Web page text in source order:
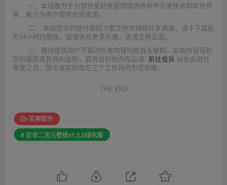
一、本站致力于为软件爱好者提供国内外软件开发技术和软件共
享，着力为用户提供优资资源。
二、 本站提供的部分源码下载文件为网络共享资源，请于下载后
的24小时内删除。如需体验更多乐趣，还请支持正版。
三、我站提供用户下载的所有内容均转自互联网。如有内容侵犯
您的版权或其他利益的，若有侵犯你的权益请: 前往投诉 站长会进行
审查之后，情况属实的会在三个工作日内为您删除。
THE END
实用软件
# 安卓二次元壁纸v1.5.5绿化版